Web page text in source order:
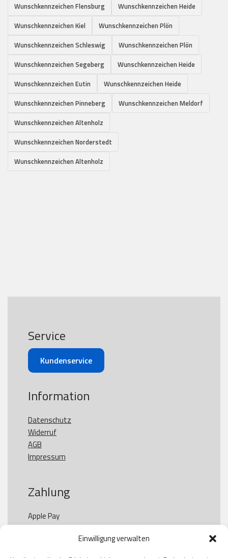
Einwilligung verwalten
Wunschkennzeichen Flensburg
Wunschkennzeichen Heide
Wunschkennzeichen Kiel
Wunschkennzeichen Plön
Wunschkennzeichen Schleswig
Wunschkennzeichen Plön
Wunschkennzeichen Segeberg
Wunschkennzeichen Heide
Wunschkennzeichen Eutin
Wunschkennzeichen Heide
Wunschkennzeichen Pinneberg
Wunschkennzeichen Meldorf
Wunschkennzeichen Altenholz
Wunschkennzeichen Norderstedt
Wunschkennzeichen Altenholz
Service
Kundenservice
Information
Datenschutz
Widerruf
AGB
Impressum
Zahlung
Apple Pay
Paypal